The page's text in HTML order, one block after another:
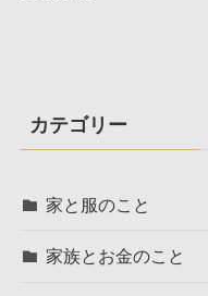
カテゴリー
家と服のこと
家族とお金のこと